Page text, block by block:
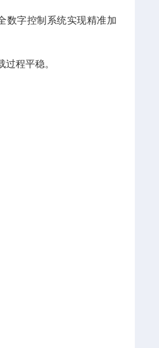
数字控制系统实现精准加
程平稳。